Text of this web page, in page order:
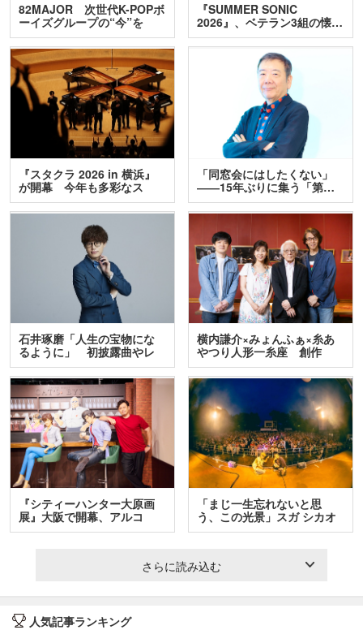
82MAJOR 次世代K-POPボ
ーイズグループの“今”を
訊…
『SUMMER SONIC
2026』、ベテラン3組の懐…
『スタクラ 2026 in 横浜』
が開幕 今年も多彩なス
テ…
「同窓会にはしたくない」
――15年ぶりに集う「第…
石井琢磨「人生の宝物にな
るように」 初披露曲やレ
ア…
横内謙介×みょんふぁ×糸あ
やつり人形一糸座 創作
人…
『シティーハンター大原画
展』大阪で開幕、アルコ
＆…
「まじ一生忘れないと思
う、この光景」スガ シカオ
と…
さらに読み込む
人気記事ランキング